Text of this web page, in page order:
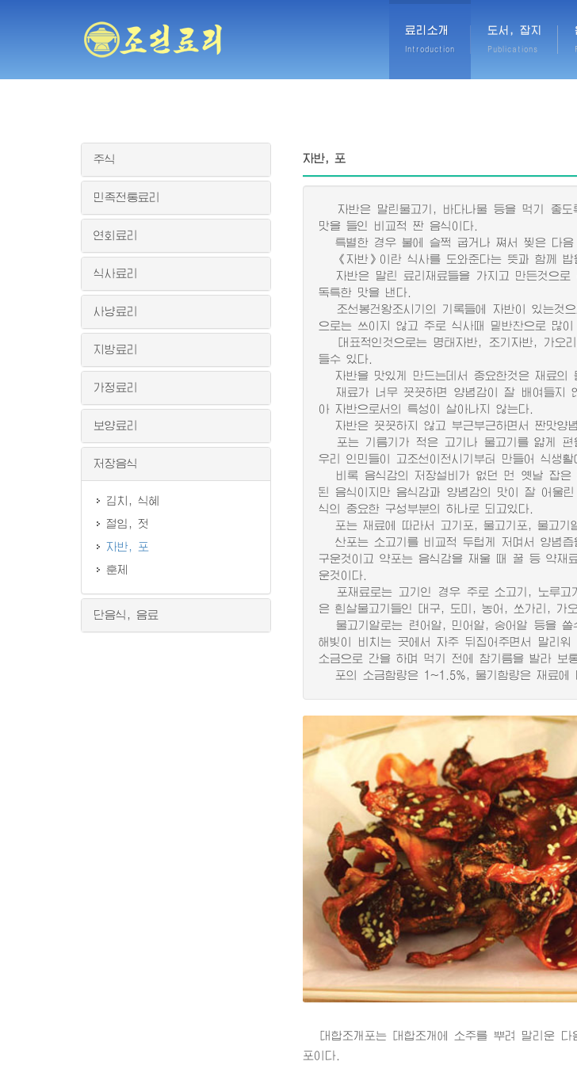
료리소개
Introduction
도서, 잡지
Publications
자반, 포
자반은 말린물고기, 바다나물 등을 먹기 좋도
맛을 들인 비교적 짠 음식이다.
특별한 경우 불에 슬쩍 굽거나 쪄서 찢은 다음
《자반》이란 식사를 도와준다는 뜻과 함께 밥
자반은 말린 료리재료들을 가지고 만든것으로
독특한 맛을 낸다.
조선봉건왕조시기의 기록들에 자반이 있는것
으로는 쓰이지 않고 주로 식사때 밑반찬으로 많이
대표적인것으로는 명태자반, 조기자반, 가오
들수 있다.
자반을 맛있게 만드는데서 중요한것은 재료의
재료가 너무 꼿꼿하면 양념감이 잘 배여들지
아 자반으로서의 특성이 살아나지 않는다.
자반은 꼿꼿하지 않고 부근부근하면서 짠맛양
포는 기름기가 적은 고기나 물고기를 얇게 편
우리 인민들이 고조선이전시기부터 만들어 식생
비록 음식감의 저장설비가 없던 먼 옛날 잡은
된 음식이지만 음식감과 양념감의 맛이 잘 어울
식의 중요한 구성부분의 하나로 되고있다.
포는 재료에 따라서 고기포, 물고기포, 물고기
산포는 소고기를 비교적 두텁게 저며서 양념즙
구운것이고 약포는 음식감을 재울 때 꿀 등 약재
운것이다.
포재료로는 고기인 경우 주로 소고기, 노루고
은 흰살물고기들인 대구, 도미, 농어, 쏘가리, 가
물고기알로는 련어알, 민어알, 숭어알 등을 쓸
해빛이 비치는 곳에서 자주 뒤집어주면서 말리
소금으로 간을 하며 먹기 전에 참기름을 발라 보
포의 소금함량은 1~1.5%, 물기함량은 재료에
대합조개포는 대합조개에 소주를 뿌려 말리운 다
포이다.
주식
민족전통료리
연회료리
식사료리
사냥료리
지방료리
가정료리
보양료리
저장음식
김치, 식혜
절임, 젓
자반, 포
훈제
단음식, 음료